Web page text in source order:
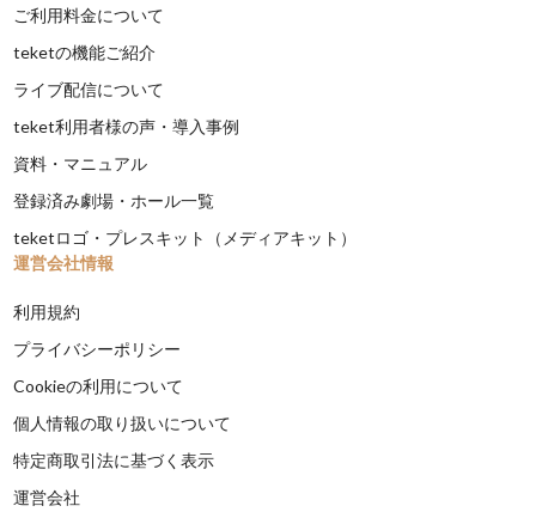
ご利用料金について
teketの機能ご紹介
ライブ配信について
teket利用者様の声・導入事例
資料・マニュアル
登録済み劇場・ホール一覧
teketロゴ・プレスキット（メディアキット）
運営会社情報
利用規約
プライバシーポリシー
Cookieの利用について
個人情報の取り扱いについて
特定商取引法に基づく表示
運営会社